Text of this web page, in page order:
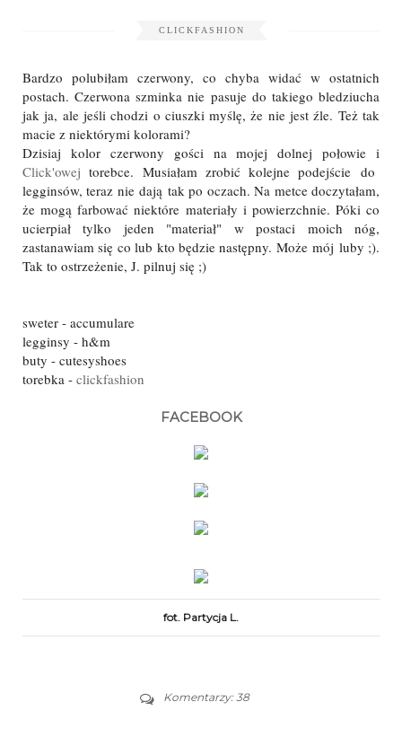
CLICKFASHION
Bardzo polubiłam czerwony, co chyba widać w ostatnich
postach. Czerwona szminka nie pasuje do takiego bledziucha
jak ja, ale jeśli chodzi o ciuszki myślę, że nie jest źle. Też tak
macie z niektórymi kolorami?
Dzisiaj kolor czerwony gości na mojej dolnej połowie i
Click'owej torebce. Musiałam zrobić kolejne podejście do
legginsów, teraz nie dają tak po oczach. Na metce doczytałam,
że mogą farbować niektóre materiały i powierzchnie. Póki co
ucierpiał tylko jeden "materiał" w postaci moich nóg,
zastanawiam się co lub kto będzie następny. Może mój luby ;).
Tak to ostrzeżenie, J. pilnuj się ;)
sweter - accumulare
legginsy - h&m
buty - cutesyshoes
torebka - clickfashion
FACEBOOK
fot. Partycja L.
Komentarzy: 38